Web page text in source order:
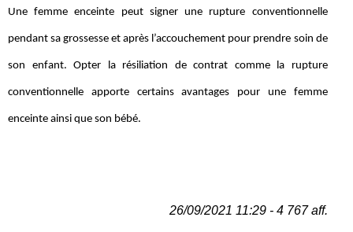
Une femme enceinte peut signer une rupture conventionnelle
pendant sa grossesse et après l’accouchement pour prendre soin de
son enfant. Opter la résiliation de contrat comme la rupture
conventionnelle apporte certains avantages pour une femme
enceinte ainsi que son bébé.
26/09/2021 11:29 - 4 767 aff.